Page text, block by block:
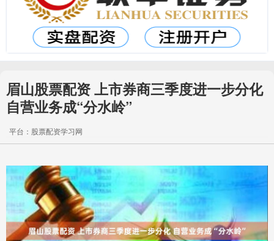
眉山股票配资 上市券商三季度进一步分化
自营业务成“分水岭”
平台：股票配资学习网